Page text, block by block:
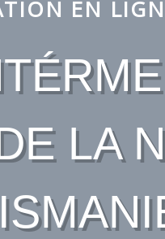
EN
LA